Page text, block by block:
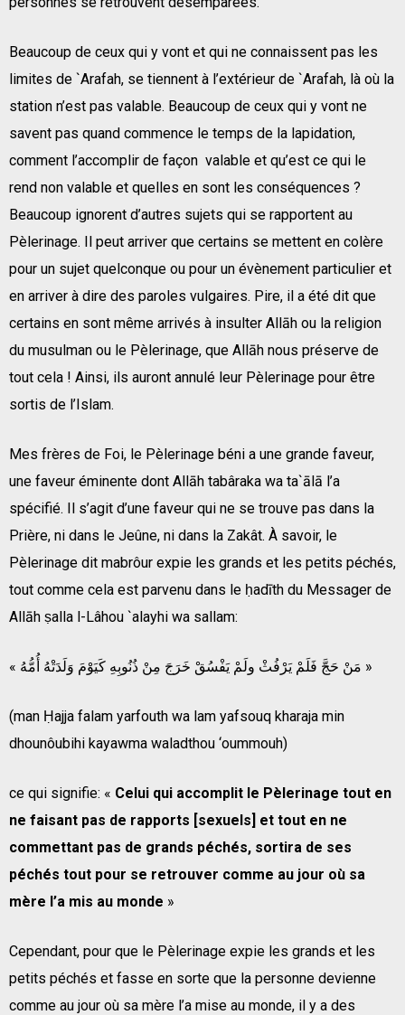
Beaucoup de ceux qui y vont et qui ne connaissent pas les
limites de `Arafah, se tiennent à l’extérieur de `Arafah, là où la
station n’est pas valable. Beaucoup de ceux qui y vont ne
savent pas quand commence le temps de la lapidation,
comment l’accomplir de façon valable et qu’est ce qui le
rend non valable et quelles en sont les conséquences ?
Beaucoup ignorent d’autres sujets qui se rapportent au
Pèlerinage. Il peut arriver que certains se mettent en colère
pour un sujet quelconque ou pour un évènement particulier et
en arriver à dire des paroles vulgaires. Pire, il a été dit que
certains en sont même arrivés à insulter Allāh ou la religion
du musulman ou le Pèlerinage, que Allāh nous préserve de
tout cela ! Ainsi, ils auront annulé leur Pèlerinage pour être
sortis de l’Islam.
Mes frères de Foi, le Pèlerinage béni a une grande faveur,
une faveur éminente dont Allāh tabâraka wa ta`ālā l’a
spécifié. Il s’agit d’une faveur qui ne se trouve pas dans la
Prière, ni dans le Jeûne, ni dans la Zakât. À savoir, le
Pèlerinage dit mabrôur expie les grands et les petits péchés,
tout comme cela est parvenu dans le ḥadīth du Messager de
Allāh ṣalla l-Lâhou `alayhi wa sallam:
« مَنْ حَجَّ فَلَمْ يَرْفُثْ ولَمْ يَفْسُقْ خَرَجَ مِنْ ذُنُوبِهِ كَيَوْمَ وَلَدَتْهُ أُمُّهُ »
(man Ḥajja falam yarfouth wa lam yafsouq kharaja min
dhounôubihi kayawma waladthou ‘oummouh)
ce qui signifie: « Celui qui accomplit le Pèlerinage tout en
ne faisant pas de rapports [sexuels] et tout en ne
commettant pas de grands péchés, sortira de ses
péchés tout pour se retrouver comme au jour où sa
mère l’a mis au monde »
Cependant, pour que le Pèlerinage expie les grands et les
petits péchés et fasse en sorte que la personne devienne
comme au jour où sa mère l’a mise au monde, il y a des